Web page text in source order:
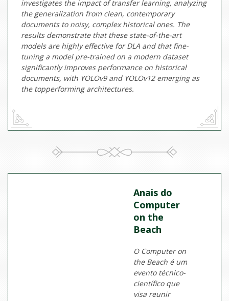
investigates the impact of transfer learning, analyzing
the generalization from clean, contemporary
documents to noisy, complex historical ones. The
results demonstrate that these state-of-the-art
models are highly effective for DLA and that fine-
tuning a model pre-trained on a modern dataset
significantly improves performance on historical
documents, with YOLOv9 and YOLOv12 emerging as
the topperforming architectures.
Anais do
Computer
on the
Beach
O Computer on
the Beach é um
evento técnico-
científico que
visa reunir